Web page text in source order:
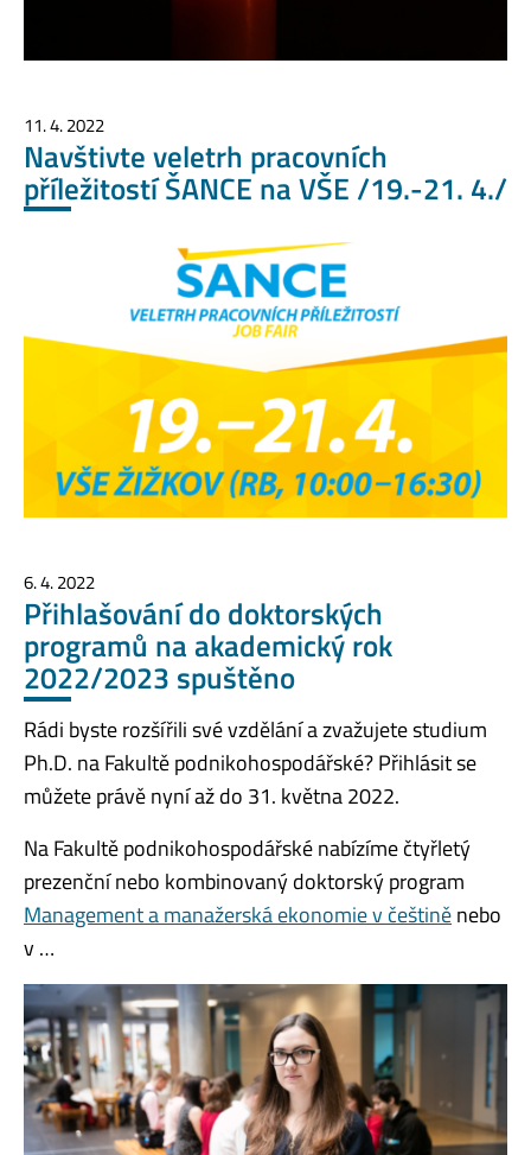
11. 4. 2022
Navštivte veletrh pracovních
příležitostí ŠANCE na VŠE /19.-21. 4./
6. 4. 2022
Přihlašování do doktorských
programů na akademický rok
2022/2023 spuštěno
Rádi byste rozšířili své vzdělání a zvažujete studium
Ph.D. na Fakultě podnikohospodářské? Přihlásit se
můžete právě nyní až do 31. května 2022.
Na Fakultě podnikohospodářské nabízíme čtyřletý
prezenční nebo kombinovaný doktorský program
Management a manažerská ekonomie v češtiněnebo
v …